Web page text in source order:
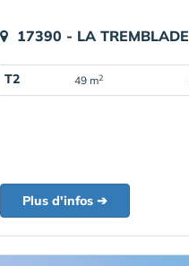
17390 - LA TREMBLADE
T2 49 m2
Plus d'infos ➔